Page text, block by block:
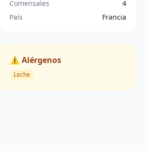
Comensales
4
País
Francia
⚠️ Alérgenos
Leche